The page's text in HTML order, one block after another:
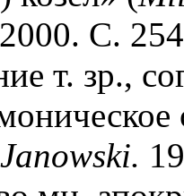
2000. С.
т. зр.,
Janowski.